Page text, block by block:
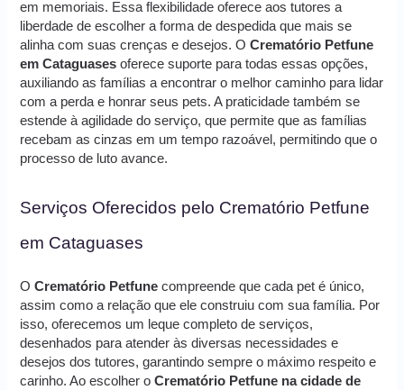
em memoriais. Essa flexibilidade oferece aos tutores a
liberdade de escolher a forma de despedida que mais se
alinha com suas crenças e desejos. OCrematório Petfune
em Cataguases oferece suporte para todas essas opções,
auxiliando as famílias a encontrar o melhor caminho para lidar
com a perda e honrar seus pets. A praticidade também se
estende à agilidade do serviço, que permite que as famílias
recebam as cinzas em um tempo razoável, permitindo que o
processo de luto avance.
Serviços Oferecidos pelo Crematório Petfune
em Cataguases
OCrematório Petfune compreende que cada pet é único,
assim como a relação que ele construiu com sua família. Por
isso, oferecemos um leque completo de serviços,
desenhados para atender às diversas necessidades e
desejos dos tutores, garantindo sempre o máximo respeito e
carinho. Ao escolher oCrematório Petfune na cidade de